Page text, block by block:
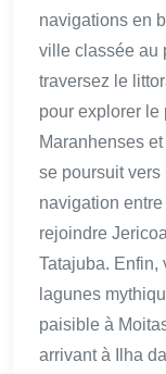
navigations en
ville classée au
traversez le
pour explorer le
Maranhenses
se poursuit
navigation
rejoindre
Tatajuba. Enfin,
lagunes
paisible à
arrivant à Ilha